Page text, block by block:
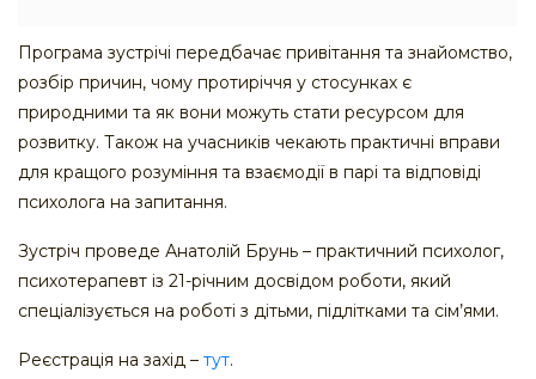
Програма зустрічі передбачає привітання та знайомство,
розбір причин, чому протиріччя у стосунках є
природними та як вони можуть стати ресурсом для
розвитку. Також на учасників чекають практичні вправи
для кращого розуміння та взаємодії в парі та відповіді
психолога на запитання.
Зустріч проведе Анатолій Брунь – практичний психолог,
психотерапевт із 21-річним досвідом роботи, який
спеціалізується на роботі з дітьми, підлітками та сім’ями.
Реєстрація на захід – тут.